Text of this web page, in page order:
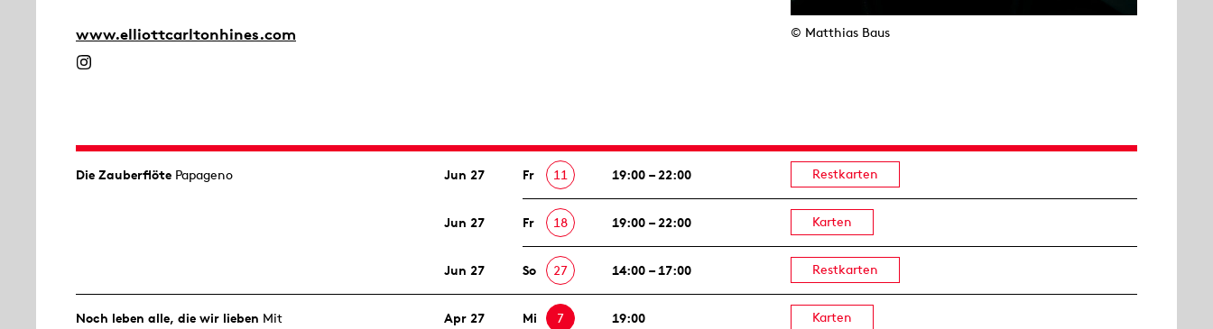
www.elliottcarltonhines.com © Matthias Baus
Die Zauberflöte Papageno Jun 27 Fr 11 19:00 – 22:00 Restkarten
Jun 27 Fr 18 19:00 – 22:00 Karten
Jun 27 So 27 14:00 – 17:00 Restkarten
Noch leben alle, die wir lieben Mit Apr 27 Mi 7 19:00 Karten